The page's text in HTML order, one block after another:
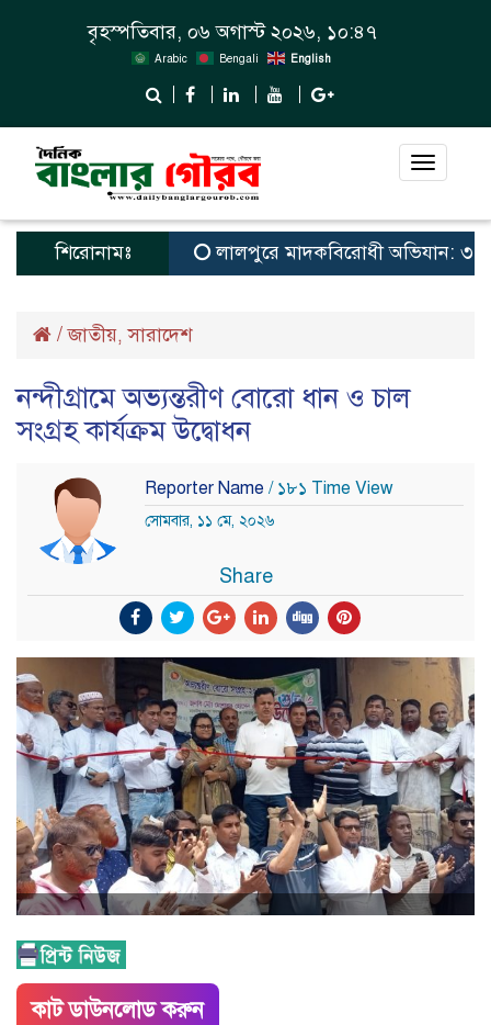
বৃহস্পতিবার, ০৬ অগাস্ট ২০২৬, ১০:৪৭
Arabic Bengali English
Toggle
শিরোনামঃ লালপুরে মাদকবিরোধী অভিযান: ৩ জনের
/জাতীয়,সারাদেশ
নন্দীগ্রামে অভ্যন্তরীণ বোরো ধান ও চাল
সংগ্রহ কার্যক্রম উদ্বোধন
Reporter Name / ১৮১ Time View
সোমবার, ১১ মে, ২০২৬
Share
কাট ডাউনলোড করুন